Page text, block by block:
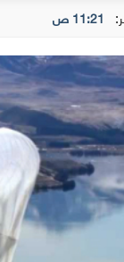
11:21 ص